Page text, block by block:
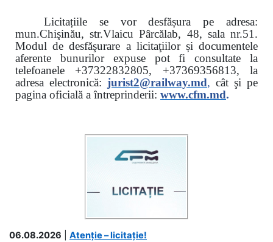
Licitațiile se vor desfășura pe adresa:
mun.Chişinău, str.Vlaicu Pârcălab, 48, sala nr.51.
Modul de desfăşurare a licitaţiilor și documentele
aferente bunurilor expuse pot fi consultate la
telefoanele +37322832805, +37369356813, la
adresa electronică: jurist2@railway.md, cât şi pe
pagina oficială a întreprinderii: www.cfm.md.
06.08.2026
Atenție – licitație!